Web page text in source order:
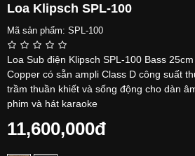
Loa Klipsch SPL-100
Mã sản phẩm: SPL-100
Loa Sub điện Klipsch SPL-100 Bass
Copper có sẵn ampli Class D công suất
trầm thuần khiết và sống động cho dàn
phim và hát karaoke
11,600,000đ